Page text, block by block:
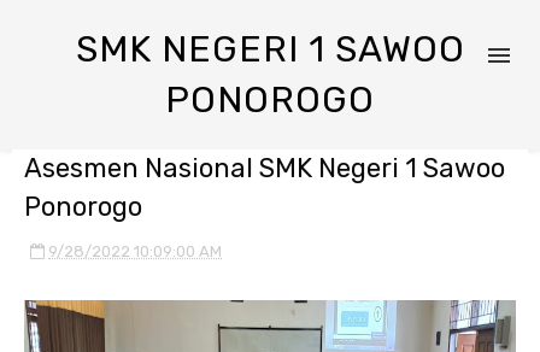
SMK NEGERI 1 SAWOO
PONOROGO
Asesmen Nasional SMK Negeri 1 Sawoo
Ponorogo
9/28/2022 10:09:00 AM